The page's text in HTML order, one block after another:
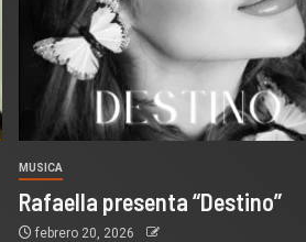
MUSICA
Rafaella presenta “Destino”
febrero 20, 2026